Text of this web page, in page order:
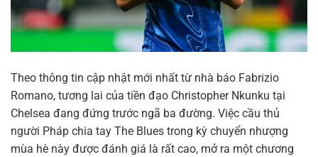
Theo thông tin cập nhật mới nhất từ nhà báo Fabrizio
Romano, tương lai của tiền đạo Christopher Nkunku tại
Chelsea đang đứng trước ngã ba đường. Việc cầu thủ
người Pháp chia tay The Blues trong kỳ chuyển nhượng
mùa hè này được đánh giá là rất cao, mở ra một chương